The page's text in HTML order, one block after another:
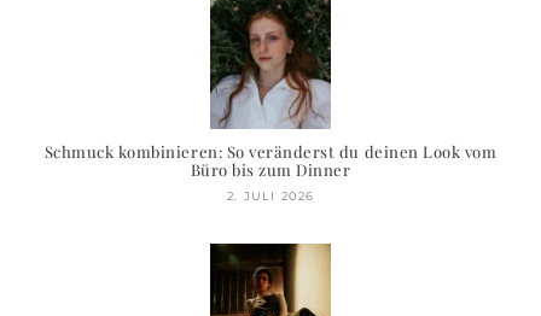
Schmuck kombinieren: So veränderst du deinen Look vom
Büro bis zum Dinner
2. JULI 2026